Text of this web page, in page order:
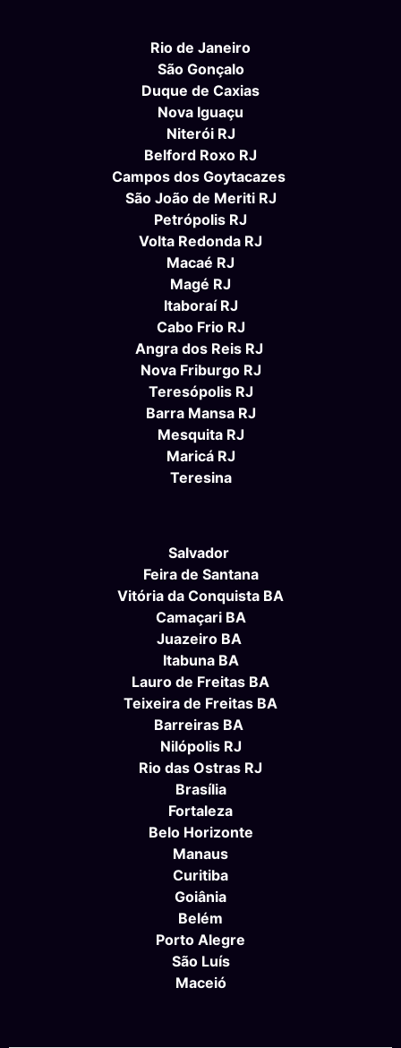
Rio de Janeiro
São Gonçalo
Duque de Caxias
Nova Iguaçu
Niterói RJ
Belford Roxo RJ
Campos dos Goytacazes
São João de Meriti RJ
Petrópolis RJ
Volta Redonda RJ
Macaé RJ
Magé RJ
Itaboraí RJ
Cabo Frio RJ
Angra dos Reis RJ
Nova Friburgo RJ
Teresópolis RJ
Barra Mansa RJ
Mesquita RJ
Maricá RJ
Teresina
Salvador
Feira de Santana
Vitória da Conquista BA
Camaçari BA
Juazeiro BA
Itabuna BA
Lauro de Freitas BA
Teixeira de Freitas BA
Barreiras BA
Nilópolis RJ
Rio das Ostras RJ
Brasília
Fortaleza
Belo Horizonte
Manaus
Curitiba
Goiânia
Belém
Porto Alegre
São Luís
Maceió